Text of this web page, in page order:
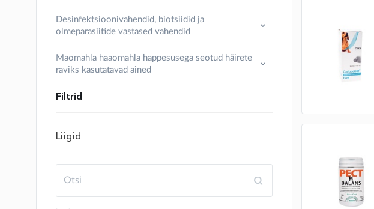
Desinfektsioonivahendid, biotsiidid ja
olmeparasiitide vastased vahendid
Maomahla haaomahla happesusega seotud häirete
raviks kasutatavad ained
Filtrid
Liigid